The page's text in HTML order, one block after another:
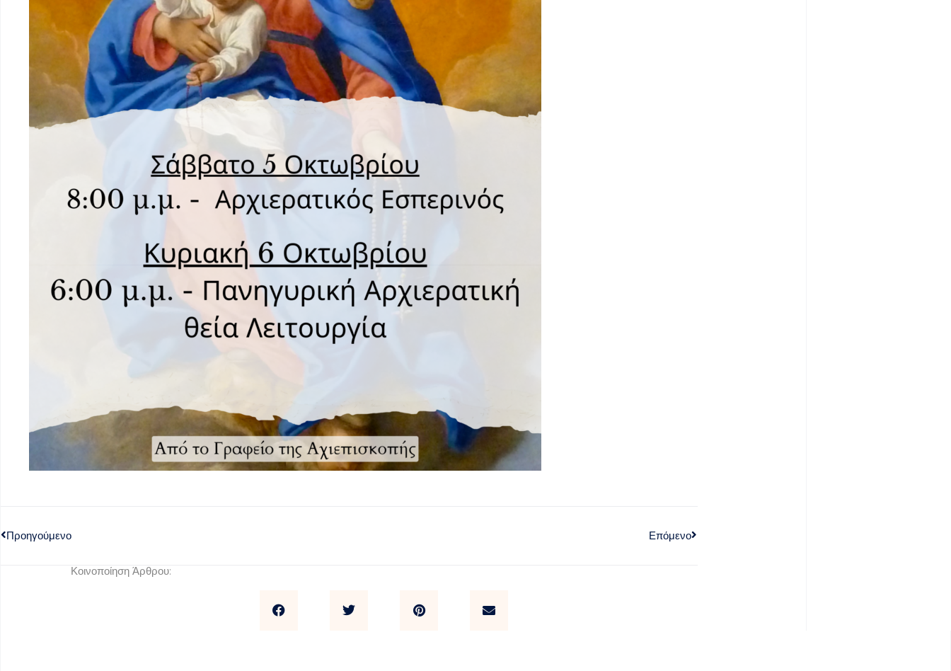
Προηγούμενο Επόμενο
Κοινοποίηση Άρθρου: